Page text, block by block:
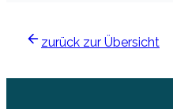
zurück zur Übersicht